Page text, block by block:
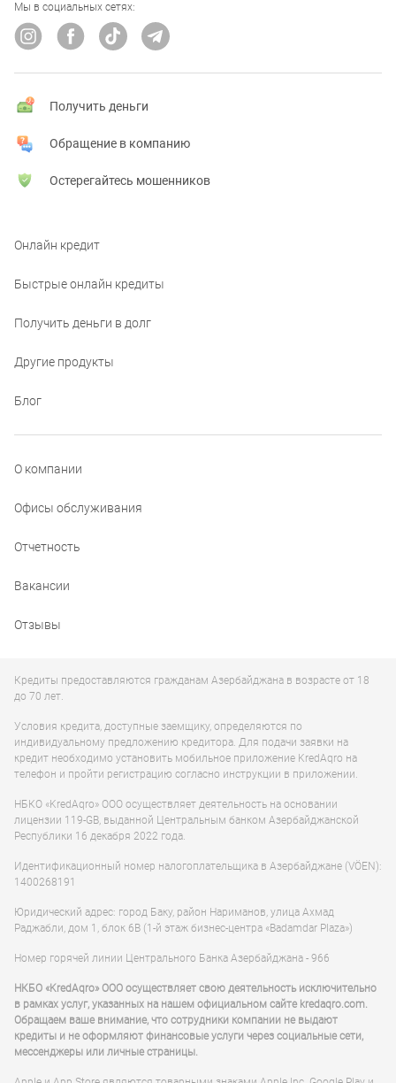
Онлайн кредит
Быстрые онлайн кредиты
Получить деньги в долг
Другие продукты
Блог
О компании
Офисы обслуживания
Отчетность
Вакансии
Отзывы
Мы в социальных сетях:
Получить деньги
Обращение в компанию
Остерегайтесь мошенников
Кредиты предоставляются гражданам Азербайджана в возрасте от 18
до 70 лет.
Условия кредита, доступные заемщику, определяются по
индивидуальному предложению кредитора. Для подачи заявки на
кредит необходимо установить мобильное приложение KredAqro на
телефон и пройти регистрацию согласно инструкции в приложении.
НБКО «KredAqro» ООО осуществляет деятельность на основании
лицензии 119-GB, выданной Центральным банком Азербайджанской
Республики 16 декабря 2022 года.
Идентификационный номер налогоплательщика в Азербайджане (VÖEN):
1400268191
Юридический адрес: город Баку, район Нариманов, улица Ахмад
Раджабли, дом 1, блок 6B (1-й этаж бизнес-центра «Badamdar Plaza»)
Номер горячей линии Центрального Банка Азербайджана - 966
НКБО «KredAqro» ООО осуществляет свою деятельность исключительно
в рамках услуг, указанных на нашем официальном сайте kredaqro.com.
Обращаем ваше внимание, что сотрудники компании не выдают
кредиты и не оформляют финансовые услуги через социальные сети,
мессенджеры или личные страницы.